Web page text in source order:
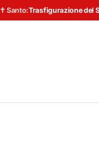
✝ Santo:Trasfigurazione del